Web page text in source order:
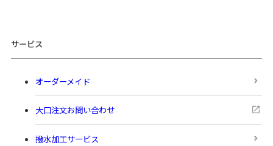
サービス
オーダーメイド
大口注文お問い合わせ
撥水加工サービス